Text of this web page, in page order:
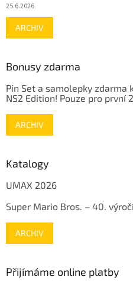
25.6.2026
ARCHIV
Bonusy zdarma
Pin Set a samolepky zdarma
NS2 Edition! Pouze pro první
ARCHIV
Katalogy
UMAX 2026
Super Mario Bros. – 40.
ARCHIV
Přijímáme online platby